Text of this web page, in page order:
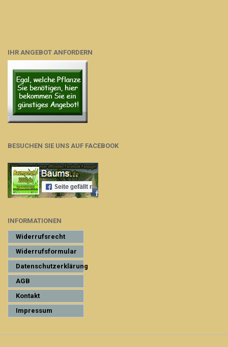
IHR ANGEBOT ANFORDERN
BESUCHEN SIE UNS AUF FACEBOOK
INFORMATIONEN
Widerrufsrecht
Widerrufsformular
Datenschutzerklärung
AGB
Kontakt
Impressum